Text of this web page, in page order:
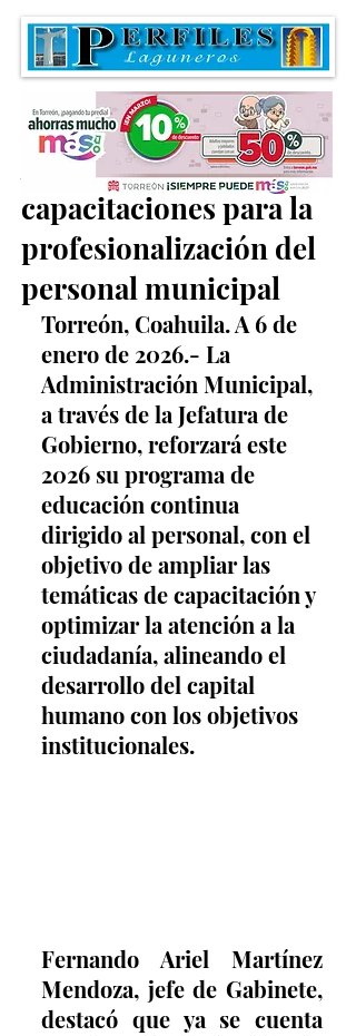
Abren agenda de
capacitaciones para la
profesionalización del
personal municipal
Torreón, Coahuila. A 6 de
enero de 2026.- La
Administración Municipal,
a través de la Jefatura de
Gobierno, reforzará este
2026 su programa de
educación continua
dirigido al personal, con el
objetivo de ampliar las
temáticas de capacitación y
optimizar la atención a la
ciudadanía, alineando el
desarrollo del capital
humano con los objetivos
institucionales.
Fernando Ariel Martínez
Mendoza, jefe de Gabinete,
destacó que ya se cuenta